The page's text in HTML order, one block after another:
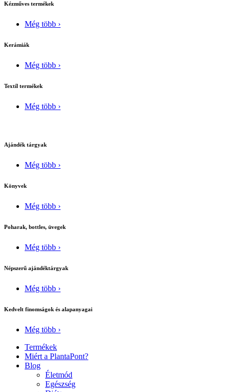
Kézműves termékek
Még több ›
Kerámiák
Még több ›
Textíl termékek
Még több ›
Ajándék tárgyak
Még több ›
Könyvek
Még több ›
Poharak, bottles, üvegek
Még több ›
Népszerű ajándéktárgyak
Még több ›
Kedvelt finomságok és alapanyagai
Még több ›
Termékek
Miért a PlantaPont?
Blog
Életmód
Egészség